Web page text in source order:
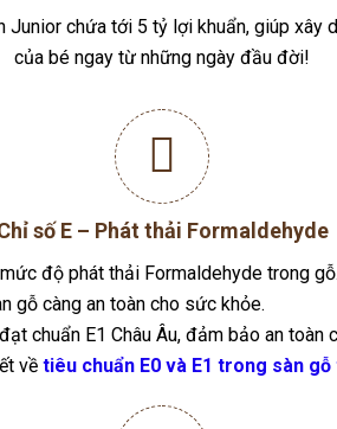
Chỉ số E – Phát thải Formaldehyde
mức độ phát thải Formaldehyde trong
gỗ càng an toàn cho sức khỏe.
chuẩn E1 Châu Âu, đảm bảo an toàn
Chỉ số AC – Độ chống mài mòn